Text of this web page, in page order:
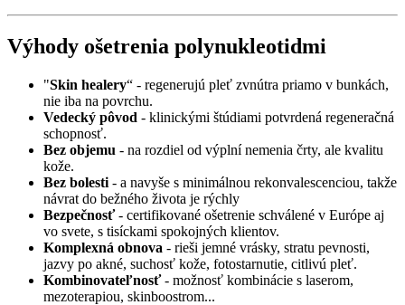
Výhody ošetrenia polynukleotidmi
"Skin healery“ - regenerujú pleť zvnútra priamo v bunkách,
nie iba na povrchu.
Vedecký pôvod - klinickými štúdiami potvrdená regeneračná
schopnosť.
Bez objemu - na rozdiel od výplní nemenia črty, ale kvalitu
kože.
Bez bolesti - a navyše s minimálnou rekonvalescenciou, takže
návrat do bežného života je rýchly
Bezpečnosť- certifikované ošetrenie schválené v Európe aj
vo svete, s tisíckami spokojných klientov.
Komplexná obnova - rieši jemné vrásky, stratu pevnosti,
jazvy po akné, suchosť kože, fotostarnutie, citlivú pleť.
Kombinovateľnosť- možnosť kombinácie s laserom,
mezoterapiou, skinboostrom...